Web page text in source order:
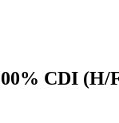
CDI (H/